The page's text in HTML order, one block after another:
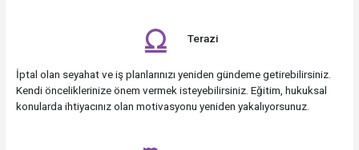
Terazi
İptal olan seyahat ve iş planlarınızı yeniden gündeme getirebilirsiniz.
Kendi önceliklerinize önem vermek isteyebilirsiniz. Eğitim, hukuksal
konularda ihtiyacınız olan motivasyonu yeniden yakalıyorsunuz.